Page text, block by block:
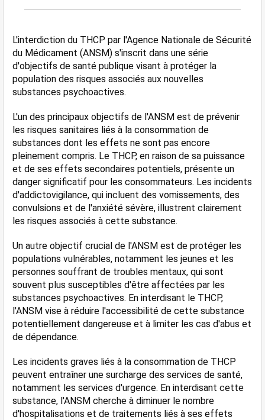
L'interdiction du THCP par l'Agence Nationale de Sécurité
du Médicament (ANSM) s'inscrit dans une série
d'objectifs de santé publique visant à protéger la
population des risques associés aux nouvelles
substances psychoactives.
L'un des principaux objectifs de l'ANSM est de prévenir
les risques sanitaires liés à la consommation de
substances dont les effets ne sont pas encore
pleinement compris. Le THCP, en raison de sa puissance
et de ses effets secondaires potentiels, présente un
danger significatif pour les consommateurs. Les incidents
d'addictovigilance, qui incluent des vomissements, des
convulsions et de l'anxiété sévère, illustrent clairement
les risques associés à cette substance​​.
Un autre objectif crucial de l'ANSM est de protéger les
populations vulnérables, notamment les jeunes et les
personnes souffrant de troubles mentaux, qui sont
souvent plus susceptibles d'être affectées par les
substances psychoactives. En interdisant le THCP,
l'ANSM vise à réduire l'accessibilité de cette substance
potentiellement dangereuse et à limiter les cas d'abus et
de dépendance.
Les incidents graves liés à la consommation de THCP
peuvent entraîner une surcharge des services de santé,
notamment les services d'urgence. En interdisant cette
substance, l'ANSM cherche à diminuer le nombre
d'hospitalisations et de traitements liés à ses effets